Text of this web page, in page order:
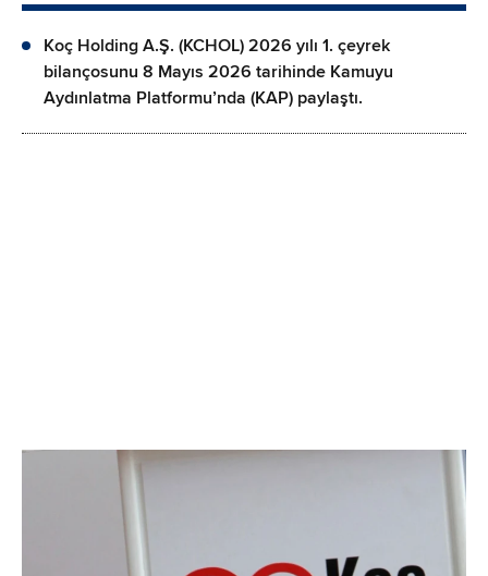
Koç Holding A.Ş. (KCHOL) 2026 yılı 1. çeyrek
bilançosunu 8 Mayıs 2026 tarihinde Kamuyu
Aydınlatma Platformu’nda (KAP) paylaştı.